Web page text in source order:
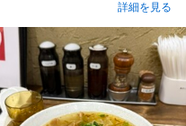
詳細を見る